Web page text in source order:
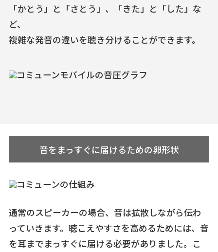
「かとう」と「さとう」、「きた」と「した」な
ど、
複雑な発音の違いを聴き分けることができます。
音をまっすぐに届けるための卵形状
通常のスピーカーの場合、音は拡散しながら伝わ
っていきます。聴こえやすさを高めるためには、音
を耳までまっすぐに届ける必要がありました。こ